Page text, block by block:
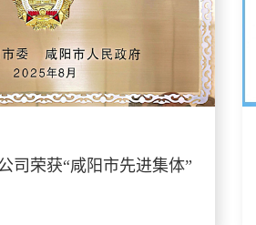
司荣获“咸阳市先进集体”